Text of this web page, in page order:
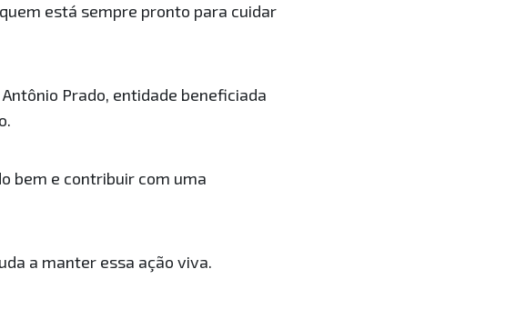
está sempre pronto para cuidar
Prado, entidade beneficiada
bem e contribuir com uma
a manter essa ação viva.